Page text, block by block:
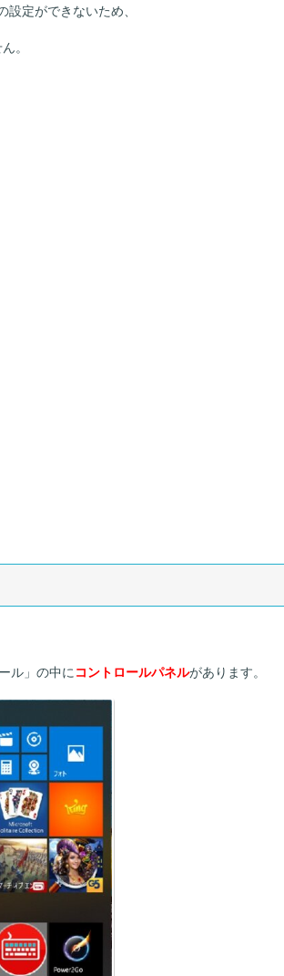
設定ができないため、
。
ル」の中にコントロールパネルがあります。